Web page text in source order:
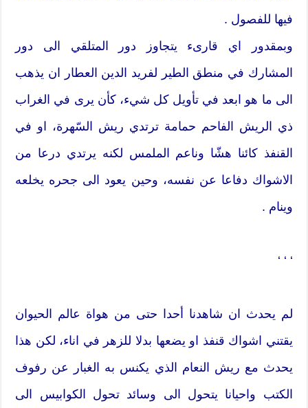
فيها للفصول .
وبمقدور اي قارىء يتجاوز دور المتلقي الى دور
المشارك في منطق الطير لفريد الدين العطار ان يذهب
الى ما هو ابعد في تأويل كل شيء، كأن يرى في الغراب
ذي الريش الفاحم حمامة ترتدي ريش السّهرة، او في
القنفذ كائنا هشّا وناعم الملمس لكنه يرتدي درعا من
الاشواك دفاعا عن نفسه، وحين يعود الى جحره يخلعه
وينام .
‘ ‘ ‘
لم يحدث ان شاهدنا أحدا حتى من هواة عالم الحيوان
يقتني اشواك قنفذ او يضعها بدلا للزهر في اناء، لكن هذا
يحدث مع ريش النعام الذي يكنس به الغبار عن رفوف
الكتب واحيانا يتحول الى وسائد تحول الكوابيس الى